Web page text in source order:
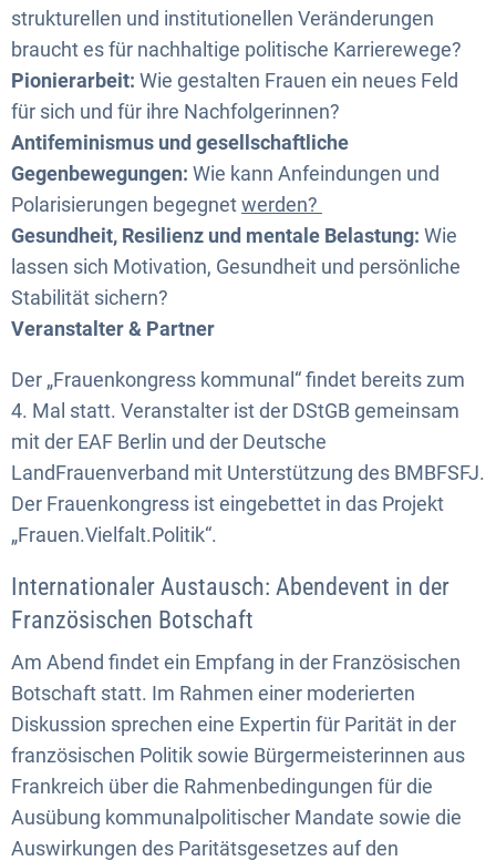
strukturellen und institutionellen Veränderungen
braucht es für nachhaltige politische Karrierewege?
Pionierarbeit: Wie gestalten Frauen ein neues Feld
für sich und für ihre Nachfolgerinnen?
Antifeminismus und gesellschaftliche
Gegenbewegungen: Wie kann Anfeindungen und
Polarisierungen begegnetwerden?
Gesundheit, Resilienz und mentale Belastung: Wie
lassen sich Motivation, Gesundheit und persönliche
Stabilität sichern?
Veranstalter & Partner
Der „Frauenkongress kommunal“ findet bereits zum
4. Mal statt. Veranstalter ist der DStGB gemeinsam
mit der EAF Berlin und der Deutsche
LandFrauenverband mit Unterstützung des BMBFSFJ.
Der Frauenkongress ist eingebettet in das Projekt
„Frauen.Vielfalt.Politik“.
Internationaler Austausch: Abendevent in der
Französischen Botschaft
Am Abend findet ein Empfang in der Französischen
Botschaft statt. Im Rahmen einer moderierten
Diskussion sprechen eine Expertin für Parität in der
französischen Politik sowie Bürgermeisterinnen aus
Frankreich über die Rahmenbedingungen für die
Ausübung kommunalpolitischer Mandate sowie die
Auswirkungen des Paritätsgesetzes auf den